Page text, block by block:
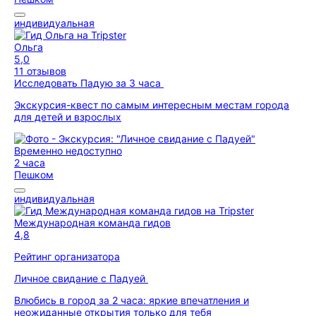
индивидуальная
Ольга
5,0
11 отзывов
Исследовать Падую за 3 часа
Экскурсия-квест по самым интересным местам города
для детей и взрослых
Временно недоступно
2 часа
Пешком
индивидуальная
Международная команда гидов
4,8
Рейтинг организатора
Личное свидание с Падуей
Влюбись в город за 2 часа: яркие впечатления и
неожиданные открытия только для тебя